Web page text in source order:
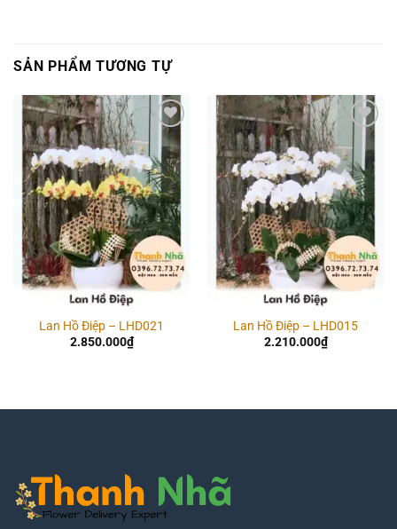
SẢN PHẨM TƯƠNG TỰ
Add to
wishlist
Lan Hồ Điệp – LHD021
2.850.000₫
Add to
wishlist
Lan Hồ Điệp – LHD015
2.210.000₫